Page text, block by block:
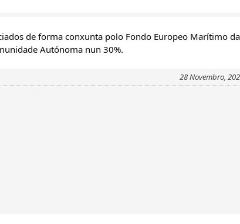
de forma conxunta polo Fondo Europeo Marítimo da
Autónoma nun 30%.
28 Novembro,